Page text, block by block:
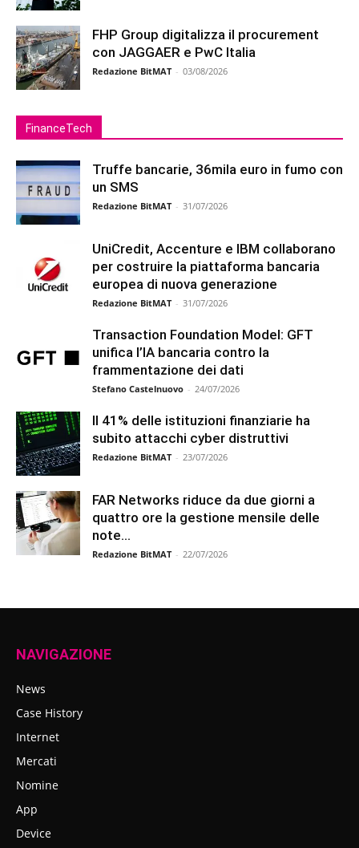
FHP Group digitalizza il procurement
con JAGGAER e PwC Italia
Redazione BitMAT - 03/08/2026
FinanceTech
Truffe bancarie, 36mila euro in fumo con
un SMS
Redazione BitMAT - 31/07/2026
UniCredit, Accenture e IBM collaborano
per costruire la piattaforma bancaria
europea di nuova generazione
Redazione BitMAT - 31/07/2026
Transaction Foundation Model: GFT
unifica l’IA bancaria contro la
frammentazione dei dati
Stefano Castelnuovo - 24/07/2026
Il 41% delle istituzioni finanziarie ha
subito attacchi cyber distruttivi
Redazione BitMAT - 23/07/2026
FAR Networks riduce da due giorni a
quattro ore la gestione mensile delle
note...
Redazione BitMAT - 22/07/2026
NAVIGAZIONE
News
Case History
Internet
Mercati
Nomine
App
Device